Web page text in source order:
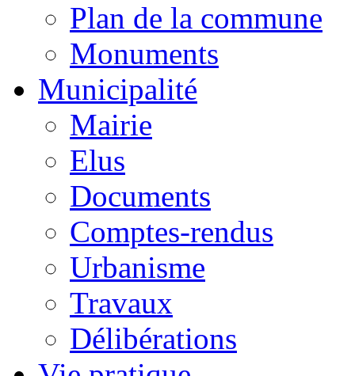
Plan de la commune
Monuments
Municipalité
Mairie
Elus
Documents
Comptes-rendus
Urbanisme
Travaux
Délibérations